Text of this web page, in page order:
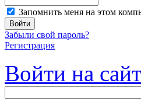
Запомнить меня на этом
Забыли свой пароль?
Регистрация
Войти на сайт